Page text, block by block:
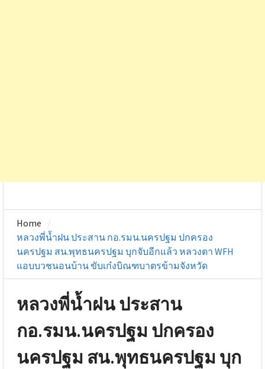
Home
หลวงพี่น้ำฝน ประสาน กอ.รมน.นครปฐม ปกครอง
นครปฐม สน.พุทธนครปฐม บุกจับอีกแล้ว หลวงตา WFH
แอบบวชนอนบ้าน ขับเก๋งบิณฑบาตรข้ามจังหวัด
หลวงพี่น้ำฝน ประสาน
กอ.รมน.นครปฐม ปกครอง
นครปฐม สน.พุทธนครปฐม บุก